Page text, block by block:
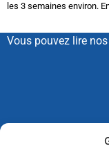
les 3 semaines environ.
Vous pouvez lire nos